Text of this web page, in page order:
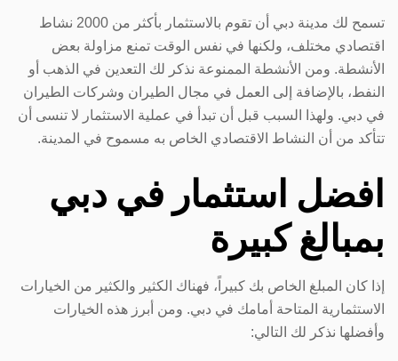
تسمح لك مدينة دبي أن تقوم بالاستثمار بأكثر من 2000 نشاط
اقتصادي مختلف، ولكنها في نفس الوقت تمنع مزاولة بعض
الأنشطة. ومن الأنشطة الممنوعة نذكر لك التعدين في الذهب أو
النفط، بالإضافة إلى العمل في مجال الطيران وشركات الطيران
في دبي. ولهذا السبب قبل أن تبدأ في عملية الاستثمار لا تنسى أن
تتأكد من أن النشاط الاقتصادي الخاص به مسموح في المدينة.
افضل استثمار في دبي
بمبالغ كبيرة
إذا كان المبلغ الخاص بك كبيراً، فهناك الكثير والكثير من الخيارات
الاستثمارية المتاحة أمامك في دبي. ومن أبرز هذه الخيارات
وأفضلها نذكر لك التالي: